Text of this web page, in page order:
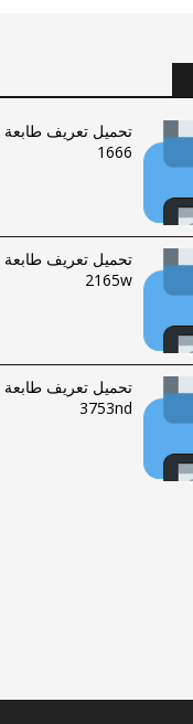
1666
2165w
3753nd